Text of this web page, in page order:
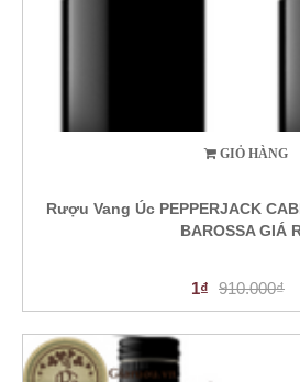
GIỎ HÀNG
Rượu Vang Úc PEPPERJACK
BAROSSA GIÁ
1₫ 910.000₫